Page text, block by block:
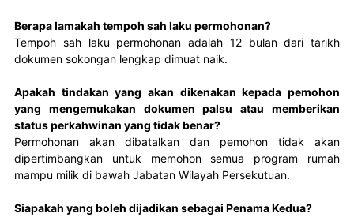
Berapa lamakah tempoh sah laku permohonan?
Tempoh sah laku permohonan adalah 12 bulan dari tarikh
dokumen sokongan lengkap dimuat naik.
Apakah tindakan yang akan dikenakan kepada pemohon
yang mengemukakan dokumen palsu atau memberikan
status perkahwinan yang tidak benar?
Permohonan akan dibatalkan dan pemohon tidak akan
dipertimbangkan untuk memohon semua program rumah
mampu milik di bawah Jabatan Wilayah Persekutuan.
Siapakah yang boleh dijadikan sebagai Penama Kedua?